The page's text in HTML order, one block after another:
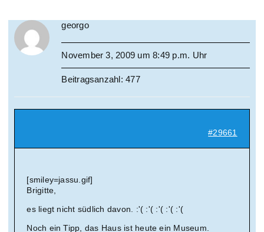
georgo
November 3, 2009 um 8:49 p.m. Uhr
Beitragsanzahl: 477
#29661
[smiley=jassu.gif]
Brigitte,
es liegt nicht südlich davon. :'( :'( :'( :'( :'(
Noch ein Tipp, das Haus ist heute ein Museum.